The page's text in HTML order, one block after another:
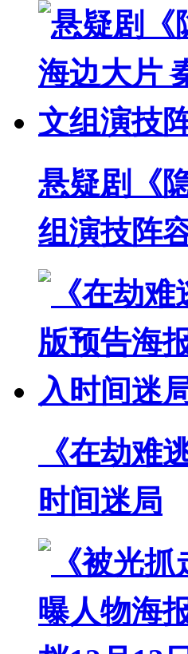
悬疑剧《
组演技阵
《在劫难
时间迷局